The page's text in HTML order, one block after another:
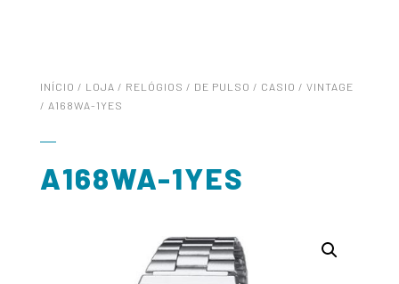
INÍCIO / LOJA / RELÓGIOS / DE PULSO / CASIO / VINTAGE
/ A168WA-1YES
A168WA-1YES